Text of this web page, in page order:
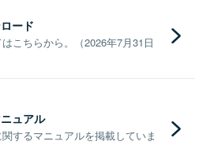
ード
こちらから。（2026年7月31日
ュアル
するマニュアルを掲載していま